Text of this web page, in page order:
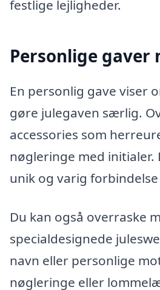
festlige lejligheder.
Personlige gaver
En personlig gave viser
gøre julegaven særlig.
accessories som
nøgleringe med initialer.
unik og varig
Du kan også overraske
specialdesignede
navn eller personlige
nøgleringe eller